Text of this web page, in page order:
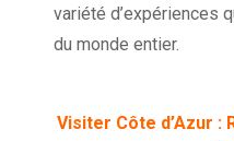
variété d’expériences
du monde entier.
Visiter Côte d’Azur